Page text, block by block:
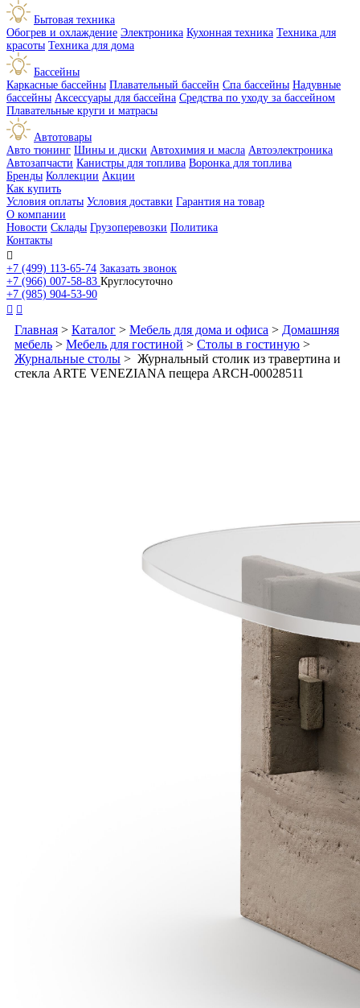
Бытовая техника
Обогрев и охлаждение Электроника Кухонная техника Техника для
красоты Техника для дома
Бассейны
Каркасные бассейны Плавательный бассейн Спа бассейны Надувные
бассейны Аксессуары для бассейна Средства по уходу за бассейном
Плавательные круги и матрасы
Автотовары
Авто тюнинг Шины и диски Автохимия и масла Автоэлектроника
Автозапчасти Канистры для топлива Воронка для топлива
Бренды Коллекции Акции
Как купить
Условия оплаты Условия доставки Гарантия на товар
О компании
Новости Склады Грузоперевозки Политика
Контакты

+7 (499) 113-65-74 Заказать звонок
+7 (966) 007-58-83 Круглосуточно
+7 (985) 904-53-90
 
Главная > Каталог > Мебель для дома и офиса > Домашняя
мебель > Мебель для гостиной > Столы в гостиную >
Журнальные столы > Журнальный столик из травертина и
стекла ARTE VENEZIANA пещера ARCH-00028511